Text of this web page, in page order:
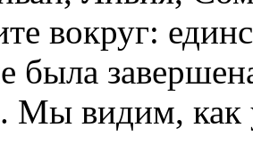
вокруг:
была
Мы видим, как